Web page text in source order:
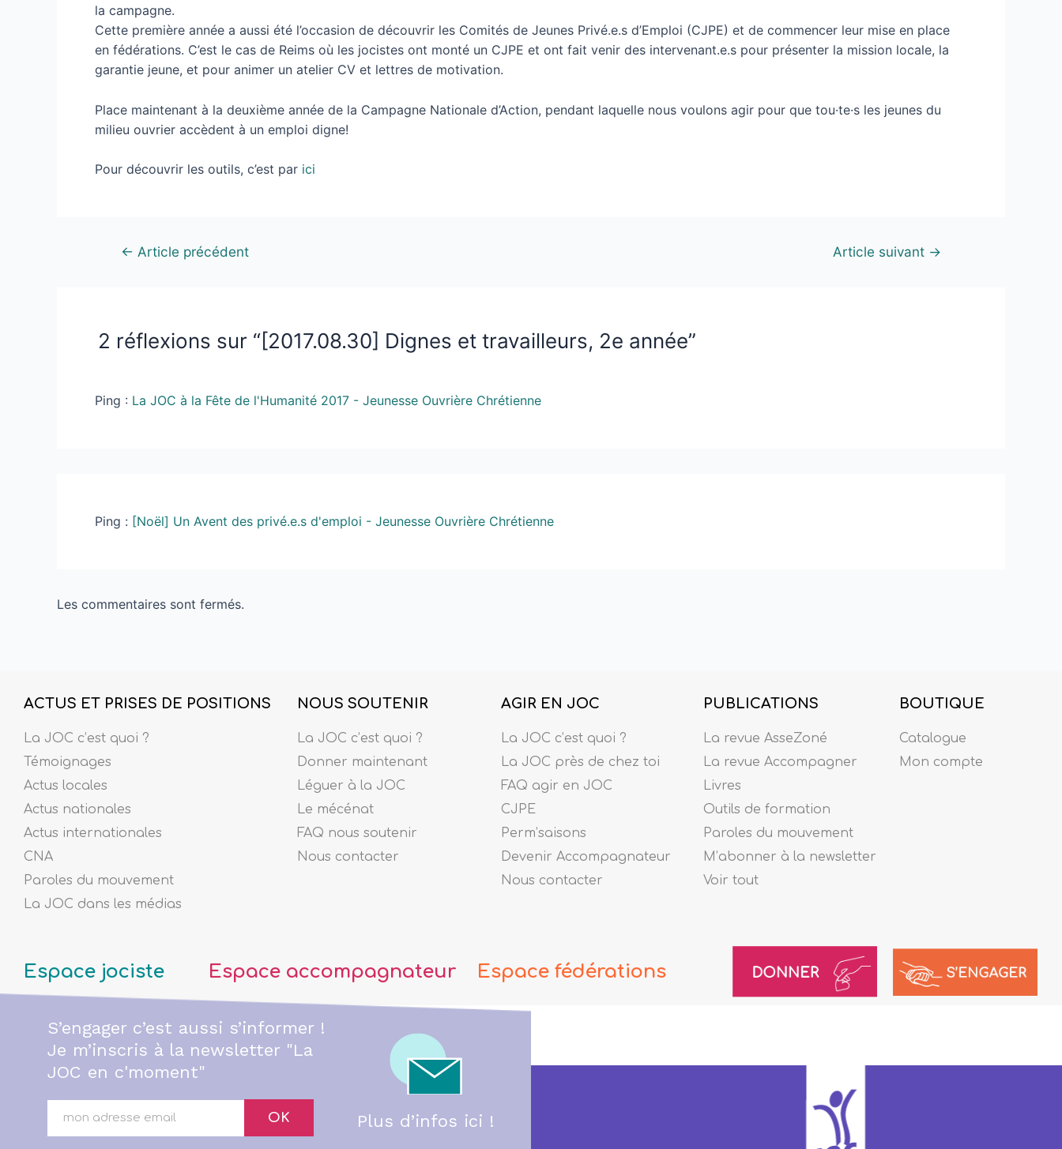
la campagne.
Cette première année a aussi été l’occasion de découvrir les Comités de Jeunes Privé.e.s d’Emploi (CJPE) et de commencer leur mise en place
en fédérations. C’est le cas de Reims où les jocistes ont monté un CJPE et ont fait venir des intervenant.e.s pour présenter la mission locale, la
garantie jeune, et pour animer un atelier CV et lettres de motivation.
Place maintenant à la deuxième année de la Campagne Nationale d’Action, pendant laquelle nous voulons agir pour que tou·te·s les jeunes du
milieu ouvrier accèdent à un emploi digne!
Pour découvrir les outils, c’est par ici
← Article précédent Article suivant →
2 réflexions sur “[2017.08.30] Dignes et travailleurs, 2e année”
Ping : La JOC à la Fête de l'Humanité 2017 - Jeunesse Ouvrière Chrétienne
Ping : [Noël] Un Avent des privé.e.s d'emploi - Jeunesse Ouvrière Chrétienne
Les commentaires sont fermés.
ACTUS ET PRISES DE POSITIONS
La JOC c’est quoi ?
Témoignages
Actus locales
Actus nationales
Actus internationales
CNA
Paroles du mouvement
La JOC dans les médias
NOUS SOUTENIR
La JOC c’est quoi ?
Donner maintenant
Léguer à la JOC
Le mécénat
FAQ nous soutenir
Nous contacter
AGIR EN JOC
La JOC c’est quoi ?
La JOC près de chez toi
FAQ agir en JOC
CJPE
Perm’saisons
Devenir Accompagnateur
Nous contacter
PUBLICATIONS
La revue AsseZoné
La revue Accompagner
Livres
Outils de formation
Paroles du mouvement
M’abonner à la newsletter
Voir tout
BOUTIQUE
Catalogue
Mon compte
Espace jociste Espace accompagnateur Espace fédérations
S’engager c’est aussi s’informer !
Je m’inscris à la newsletter "La
JOC en c'moment"
OK Plus d’infos ici !